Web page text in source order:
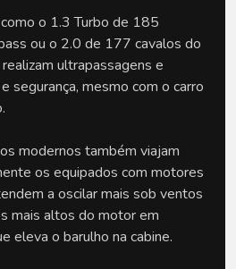
o 1.3 Turbo de 185
ou o 2.0 de 177 cavalos do
ultrapassagens e
segurança, mesmo com o carro
modernos também viajam
os equipados com motores
a oscilar mais sob ventos
mais altos do motor em
eleva o barulho na cabine.